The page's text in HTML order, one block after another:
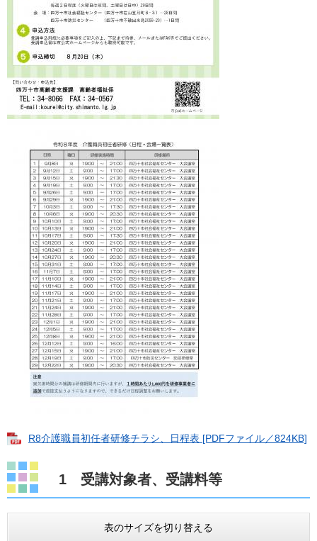
R8介護職員初任者研修チラシ、日程表 [PDFファイル／824KB]
1 受講対象者、受講料等
表のサイズを切り替える